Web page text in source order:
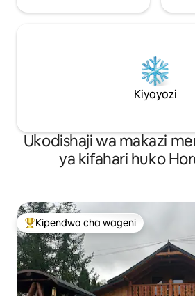
Kiyoyozi
Ukodishaji wa makazi
ya kifahari huko
Kipendwa maarufu cha wageni
Kipendwa cha wageni